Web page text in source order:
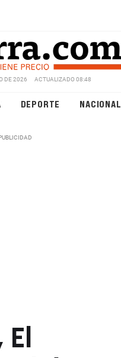
DE 2026 ACTUALIZADO 08:48
DEPORTE NACIONAL